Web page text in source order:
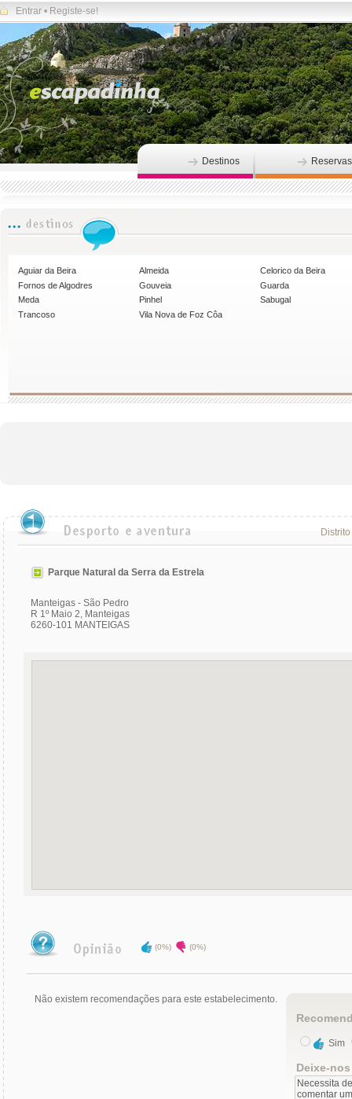
Entrar • Registe-se!
Destinos Reservas
Aguiar da Beira Almeida
Celorico da Beira
Fornos de Algodres
Gouveia
Guarda
Meda
Pinhel
Sabugal
Trancoso
Vila Nova de Foz Côa
Parque Natural da Serra da Estrela
Manteigas - São Pedro
R 1º Maio 2, Manteigas
6260-101 MANTEIGAS
(0%) (0%)
Não existem recomendações para este estabelecimento.
Sim
Deixe-